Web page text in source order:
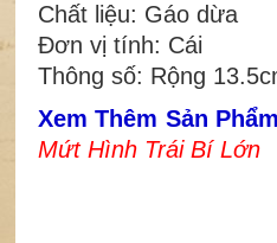
Chất liệu: Gáo dừa
Đơn vị tính: Cái
Thông số: Rộng
Xem Thêm Sản
Mứt Hình Trái Bí Lớn